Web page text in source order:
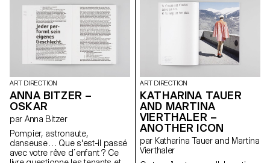
interchangeables : serif regular,
serif bold et sans serif regular.
En outre, quelques glyphes
alternatifs sortent de la grille
rigide de monospace et offrent
une utilisation plus ludique de la
police.
concentre sur l’étude de la
notion d’espace et sur les
transformations que l’écran y
engendre. Des écrivains, des
photographes, des designers
explorent le lien entre l’espace
physique et l’espace virtuel ;
interface. Ce projet fut une
bonne expérience pour
comprendre toutes les étapes
de la création d’un magazine :
de sa conception à sa
production.
ART DIRECTION
ANNA BITZER –
OSKAR
par Anna Bitzer
Pompier, astronaute,
danseuse… Que s'est-il passé
avec votre rêve d´enfant ? Ce
ART DIRECTION
KATHARINA TAUER
AND MARTINA
VIERTHALER –
ANOTHER ICON
par Katharina Tauer and Martina
Vierthaler